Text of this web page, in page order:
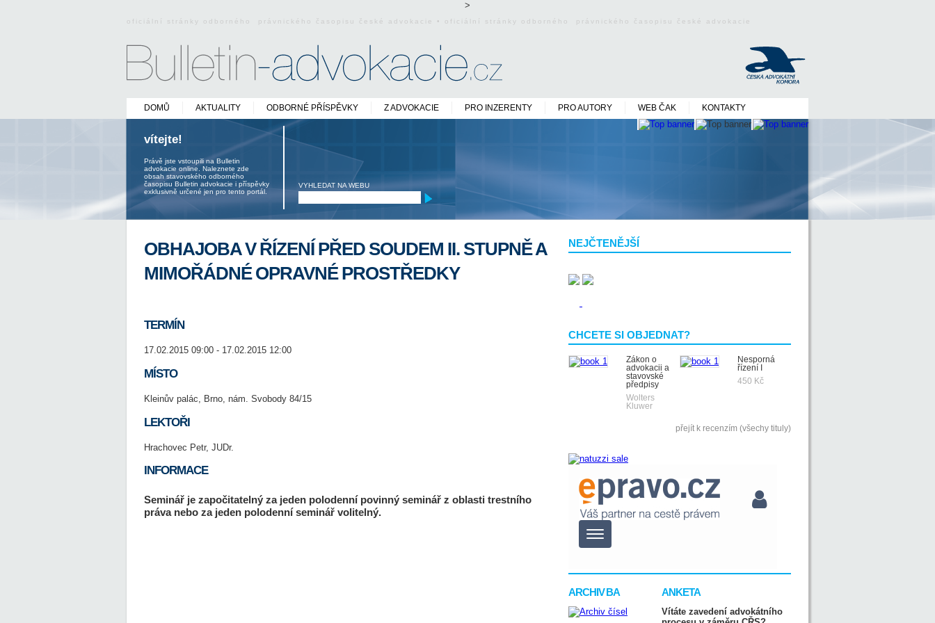
>
oficiální stránky odborného právnického časopisu české advokacie • oficiální stránky odborného právnického časopisu české advokacie
DOMŮ AKTUALITY ODBORNÉ PŘÍSPĚVKY Z ADVOKACIE PRO INZERENTY PRO AUTORY WEB ČAK KONTAKTY
vítejte!
Právě jste vstoupili na Bulletin
advokacie online. Naleznete zde
obsah stavovského odborného
časopisu Bulletin advokacie i příspěvky
exklusivně určené jen pro tento portál.
VYHLEDAT NA WEBU
NEJČTENĚJŠÍ
CHCETE SI OBJEDNAT?
Zákon o
advokacii a
stavovské
předpisy
Wolters
Kluwer
Nesporná
řízení I
450 Kč
přejít k recenzím (všechy tituly)
ARCHIV BA ANKETA
Vítáte zavedení advokátního
OBHAJOBA V ŘÍZENÍ PŘED SOUDEM II. STUPNĚ A
MIMOŘÁDNÉ OPRAVNÉ PROSTŘEDKY
TERMÍN
17.02.2015 09:00 - 17.02.2015 12:00
MÍSTO
Kleinův palác, Brno, nám. Svobody 84/15
LEKTOŘI
Hrachovec Petr, JUDr.
INFORMACE
Seminář je započitatelný za jeden polodenní povinný seminář z oblasti trestního
práva nebo za jeden polodenní seminář volitelný.